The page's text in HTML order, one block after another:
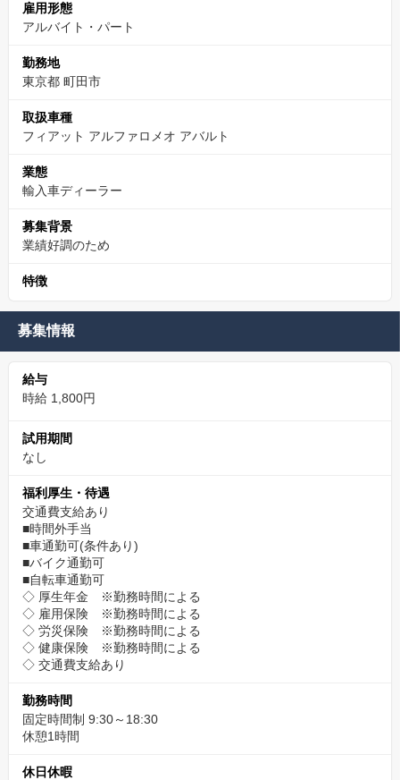
雇用形態
アルバイト・パート
勤務地
東京都 町田市
取扱車種
フィアット アルファロメオ アバルト
業態
輸入車ディーラー
募集背景
業績好調のため
特徴
募集情報
給与
時給 1,800円
試用期間
なし
福利厚生・待遇
交通費支給あり
■時間外手当
■車通勤可(条件あり)
■バイク通勤可
■自転車通勤可
◇ 厚生年金 ※勤務時間による
◇ 雇用保険 ※勤務時間による
◇ 労災保険 ※勤務時間による
◇ 健康保険 ※勤務時間による
◇ 交通費支給あり
勤務時間
固定時間制 9:30～18:30
休憩1時間
休日休暇